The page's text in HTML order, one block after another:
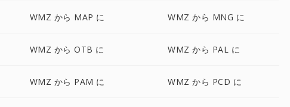
WMZ から MAP に WMZ から MNG に
WMZ から OTB に WMZ から PAL に
WMZ から PAM に WMZ から PCD に